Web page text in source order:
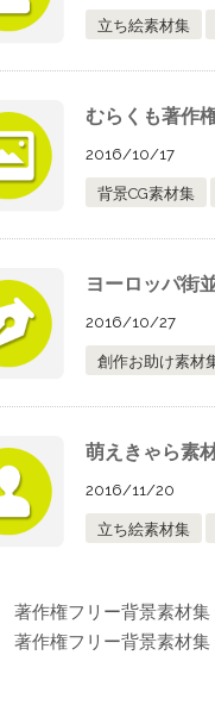
立ち絵素材集
むらくも著作
2016/10/17
背景CG素材集
ヨーロッパ街
2016/10/27
創作お助け素材
萌えきゃら素
2016/11/20
立ち絵素材集
著作権フリー背景素材集
著作権フリー背景素材集